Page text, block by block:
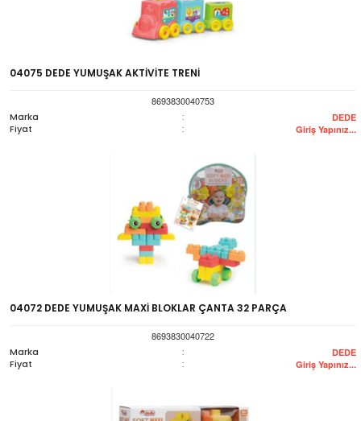
04075 DEDE YUMUŞAK AKTİVİTE TRENİ
8693830040753
Marka
: DEDE
Fiyat : Giriş Yapınız...
04072 DEDE YUMUŞAK MAXİ BLOKLAR ÇANTA 32 PARÇA
8693830040722
Marka
: DEDE
Fiyat : Giriş Yapınız...